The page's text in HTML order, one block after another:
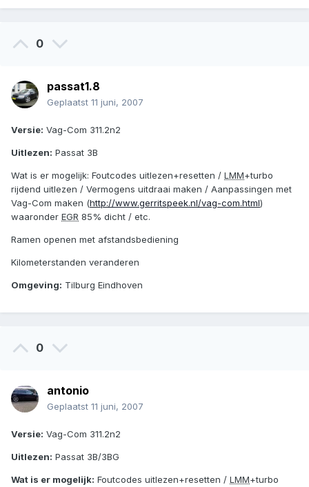
0
passat1.8
Geplaatst 11 juni, 2007
Versie: Vag-Com 311.2n2
Uitlezen: Passat 3B
Wat is er mogelijk: Foutcodes uitlezen+resetten / LMM+turbo
rijdend uitlezen / Vermogens uitdraai maken / Aanpassingen met
Vag-Com maken (http://www.gerritspeek.nl/vag-com.html)
waaronder EGR 85% dicht / etc.
Ramen openen met afstandsbediening
Kilometerstanden veranderen
Omgeving: Tilburg Eindhoven
0
antonio
Geplaatst 11 juni, 2007
Versie: Vag-Com 311.2n2
Uitlezen: Passat 3B/3BG
Wat is er mogelijk: Foutcodes uitlezen+resetten / LMM+turbo